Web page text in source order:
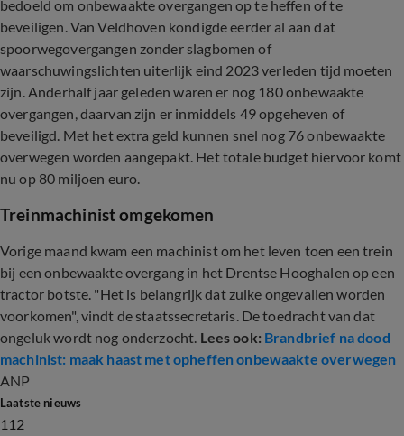
bedoeld om onbewaakte overgangen op te heffen of te
beveiligen. Van Veldhoven kondigde eerder al aan dat
spoorwegovergangen zonder slagbomen of
waarschuwingslichten uiterlijk eind 2023 verleden tijd moeten
zijn. Anderhalf jaar geleden waren er nog 180 onbewaakte
overgangen, daarvan zijn er inmiddels 49 opgeheven of
beveiligd. Met het extra geld kunnen snel nog 76 onbewaakte
overwegen worden aangepakt. Het totale budget hiervoor komt
nu op 80 miljoen euro.
Treinmachinist omgekomen
Vorige maand kwam een machinist om het leven toen een trein
bij een onbewaakte overgang in het Drentse Hooghalen op een
tractor botste. "Het is belangrijk dat zulke ongevallen worden
voorkomen", vindt de staatssecretaris. De toedracht van dat
ongeluk wordt nog onderzocht. Lees ook: Brandbrief na dood
machinist: maak haast met opheffen onbewaakte overwegen
ANP
Laatste nieuws
112